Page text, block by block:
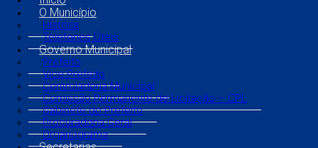
O Município
História
Telefones Úteis
Governo Municipal
Prefeito
Vice Prefeito
Controladoria Municipal
Comissão Permanente de Licitação – CPL
Gabinete do Prefeito
Procuradoria Geral
Organograma